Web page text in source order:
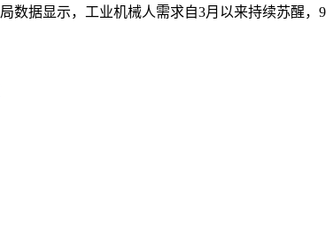
据显示，工业机械人需求自3月以来持续苏醒，